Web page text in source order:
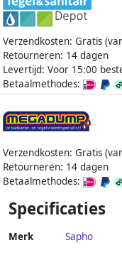
Verzendkosten: Gratis
Retourneren: 14 dagen
Levertijd: Voor 15:00
Betaalmethodes:
Verzendkosten: Gratis
Retourneren: 14 dagen
Betaalmethodes:
Specificaties
Merk Sapho